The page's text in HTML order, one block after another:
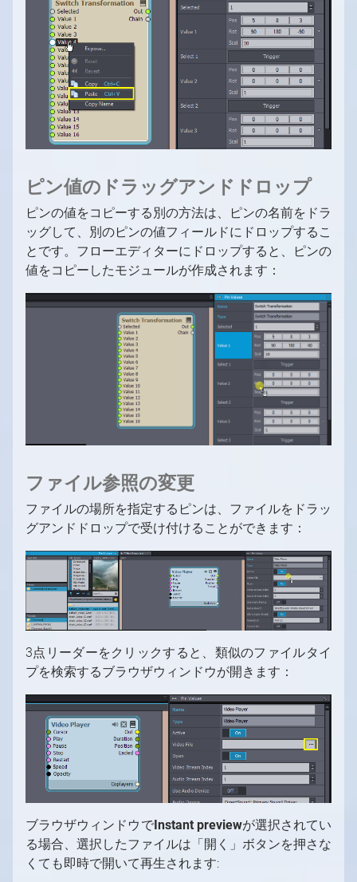
ピン値のドラッグアンドドロップ
ピンの値をコピーする別の方法は、ピンの名前をドラ
ッグして、別のピンの値フィールドにドロップするこ
とです。フローエディターにドロップすると、ピンの
値をコピーしたモジュールが作成されます：
ファイル参照の変更
ファイルの場所を指定するピンは、ファイルをドラッ
グアンドドロップで受け付けることができます：
3点リーダーをクリックすると、類似のファイルタイ
プを検索するブラウザウィンドウが開きます：
ブラウザウィンドウでInstant previewが選択されてい
る場合、選択したファイルは「開く」ボタンを押さな
くても即時で開いて再生されます: